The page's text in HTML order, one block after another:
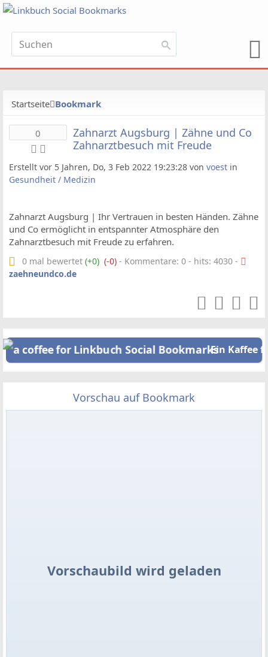
Startseite Bookmark
0
Zahnarzt Augsburg | Zähne und Co
Zahnarztbesuch mit Freude
Erstellt vor 5 Jahren, Do, 3 Feb 2022 19:23:28 von voest in
Gesundheit / Medizin
Zahnarzt Augsburg | Ihr Vertrauen in besten Händen. Zähne
und Co ermöglicht in entspannter Atmosphäre den
Zahnarztbesuch mit Freude zu erfahren.
0 mal bewertet (+0) (-0) - Kommentare: 0 - hits: 4030 -
zaehneundco.de
Ein Kaffee
Vorschau auf Bookmark
Vorschaubild wird geladen